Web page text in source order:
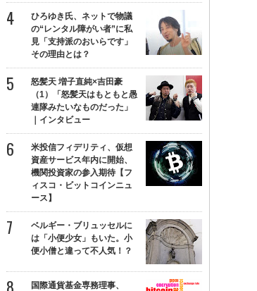
ひろゆき氏、ネットで物議
の“レンタル障がい者”に私
見「支持派のおいらです」
その理由とは？
怒髪天 増子直純×吉田豪
（1）「怒髪天はもともと愚
連隊みたいなものだった」
｜インタビュー
米投信フィデリティ、仮想
資産サービス年内に開始、
機関投資家の参入期待【フ
ィスコ・ビットコインニュ
ース】
ベルギー・ブリュッセルに
は「小便少女」もいた。小
便小僧と違って不人気！？
国際通貨基金専務理事、